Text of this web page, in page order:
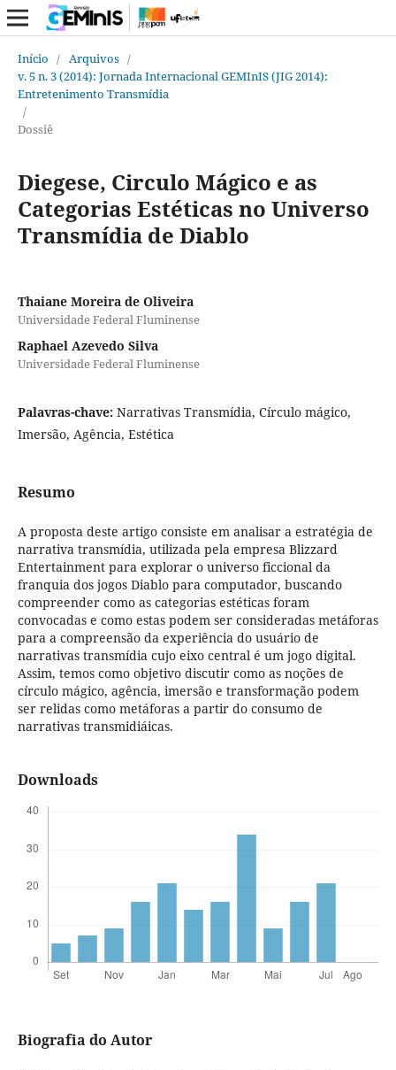
Início / Arquivos /
v. 5 n. 3 (2014): Jornada Internacional GEMInIS (JIG 2014):
Entretenimento Transmídia
/
Dossiê
Diegese, Circulo Mágico e as
Categorias Estéticas no Universo
Transmídia de Diablo
Thaiane Moreira de Oliveira
Universidade Federal Fluminense
Raphael Azevedo Silva
Universidade Federal Fluminense
Palavras-chave: Narrativas Transmídia, Círculo mágico,
Imersão, Agência, Estética
Resumo
A proposta deste artigo consiste em analisar a estratégia de
narrativa transmídia, utilizada pela empresa Blizzard
Entertainment para explorar o universo ficcional da
franquia dos jogos Diablo para computador, buscando
compreender como as categorias estéticas foram
convocadas e como estas podem ser consideradas metáforas
para a compreensão da experiência do usuário de
narrativas transmídia cujo eixo central é um jogo digital.
Assim, temos como objetivo discutir como as noções de
círculo mágico, agência, imersão e transformação podem
ser relidas como metáforas a partir do consumo de
narrativas transmidiáicas.
Downloads
Biografia do Autor